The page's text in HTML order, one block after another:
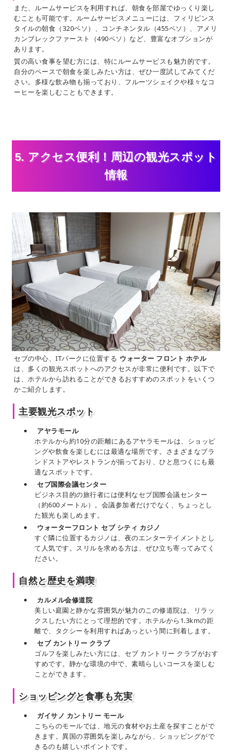
また、ルームサービスを利用すれば、朝食を部屋でゆっくり楽し
むことも可能です。ルームサービスメニューには、フィリピンス
タイルの朝食（320ペソ）、コンチネンタル（455ペソ）、アメリ
カンブレックファースト（490ペソ）など、豊富なオプションが
あります。
質の高い食事を望む方には、特にルームサービスも魅力的です。
自分のペースで朝食を楽しみたい方は、ぜひ一度試してみてくだ
さい。多様な飲み物も揃っており、フルーツシェイクや様々なコ
ーヒーを楽しむこともできます。
5. アクセス便利！周辺の観光スポット
情報
セブの中心、ITパークに位置する ウォーター フロント ホテル
は、多くの観光スポットへのアクセスが非常に便利です。以下で
は、ホテルから訪れることができるおすすめのスポットをいくつ
かご紹介します。
主要観光スポット
アヤラモール
ホテルから約10分の距離にあるアヤラモールは、ショッピ
ングや飲食を楽しむには最適な場所です。さまざまなブラ
ンドストアやレストランが揃っており、ひと息つくにも最
適なスポットです。
セブ国際会議センター
ビジネス目的の旅行者には便利なセブ国際会議センター
（約600メートル）。会議参加者だけでなく、ちょっとし
た観光も楽しめます。
ウォーターフロント セブ シティ カジノ
すぐ隣に位置するカジノは、夜のエンターテイメントとし
て人気です。スリルを求める方は、ぜひ立ち寄ってみてく
ださい。
自然と歴史を満喫
カルメル会修道院
美しい庭園と静かな雰囲気が魅力のこの修道院は、リラッ
クスしたい方にとって理想的です。ホテルから1.3kmの距
離で、タクシーを利用すればあっという間に到着します。
セブ カントリー クラブ
ゴルフを楽しみたい方には、セブ カントリー クラブがおす
すめです。静かな環境の中で、素晴らしいコースを楽しむ
ことができます。
ショッピングと食事も充実
ガイサノ カントリー モール
こちらのモールでは、地元の食材やお土産を探すことがで
きます。異国の雰囲気を楽しみながら、ショッピングがで
きるのも嬉しいポイントです。